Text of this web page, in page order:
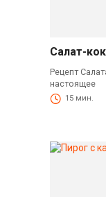
Салат-
Рецепт
настоящее
15 мин.